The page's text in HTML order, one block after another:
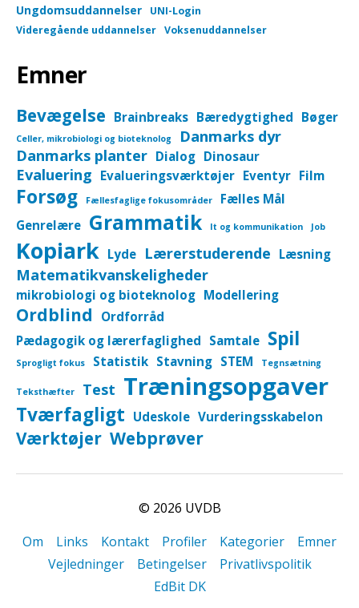
Ungdomsuddannelser
UNI-Login
Videregående uddannelser Voksenuddannelser
Emner
Bevægelse Brainbreaks Bæredygtighed Bøger
Celler, mikrobiologi og bioteknolog
Danmarks dyr
Danmarks planter Dialog Dinosaur
Evaluering Evalueringsværktøjer Eventyr Film
Forsøg Fællesfaglige fokusområder
Fælles Mål
Genrelære Grammatik It og kommunikation Job
Kopiark Lyde Lærerstuderende Læsning
Matematikvanskeligheder
mikrobiologi og bioteknolog Modellering
Ordblind
Ordforråd
Pædagogik og lærerfaglighed Samtale Spil
Sprogligt fokus Statistik Stavning STEM Tegnsætning
Teksthæfter Test Træningsopgaver
Tværfagligt Udeskole Vurderingsskabelon
Værktøjer Webprøver
© 2026 UVDB
Om
Links Kontakt Profiler Kategorier
Emner
Vejledninger
Betingelser
Privatlivspolitik
EdBit DK